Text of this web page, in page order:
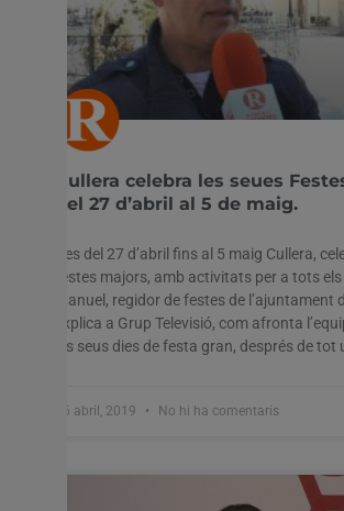
Cullera celebra les seues
del 27 d’abril al 5 de maig.
Des del 27 d’abril fins al 5 maig Cullera,
festes majors, amb activitats per a tots
Manuel, regidor de festes de l’ajuntament
explica a Grup Televisió, com afronta
els seus dies de festa gran, després de tot
26 abril, 2019 No hi ha comentaris